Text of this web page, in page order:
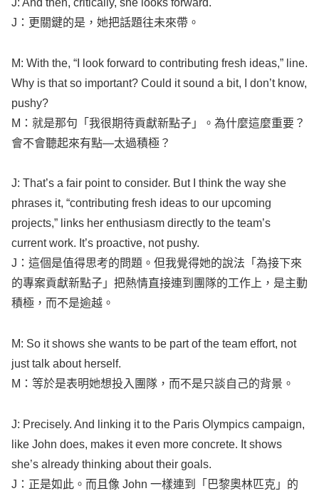
J：更關鍵的是，她把話題往未來帶。
M: With the, “I look forward to contributing fresh ideas,” line.
Why is that so important? Could itsound a bit, I don’t know,
pushy?
M：就是那句「我很期待貢獻新點子」。為什麼這麼重要？
會不會聽起來有點—太過積極？
J: That’s a fair pointto consider. But I think the way she
phrases it, “contributing fresh ideas to our upcoming
projects,” links her enthusiasm directly to the team’s
current work. It’s proactive, not pushy.
J：這個是值得思考的問題。但我覺得她的說法「為接下來
的專案貢獻新點子」把熱情直接連到團隊的工作上，是主動
積極，而不是逾越。
M: So itshows she wants to be partof the team effort, not
justtalk about herself.
M：等於是表明她想投入團隊，而不是只談自己的背景。
J: Precisely. And linking it to the Paris Olympics campaign,
like John does, makes iteven more concrete. Itshows
she’s already thinking about their goals.
J：正是如此。而且像 John 一樣連到「巴黎奧林匹克」的